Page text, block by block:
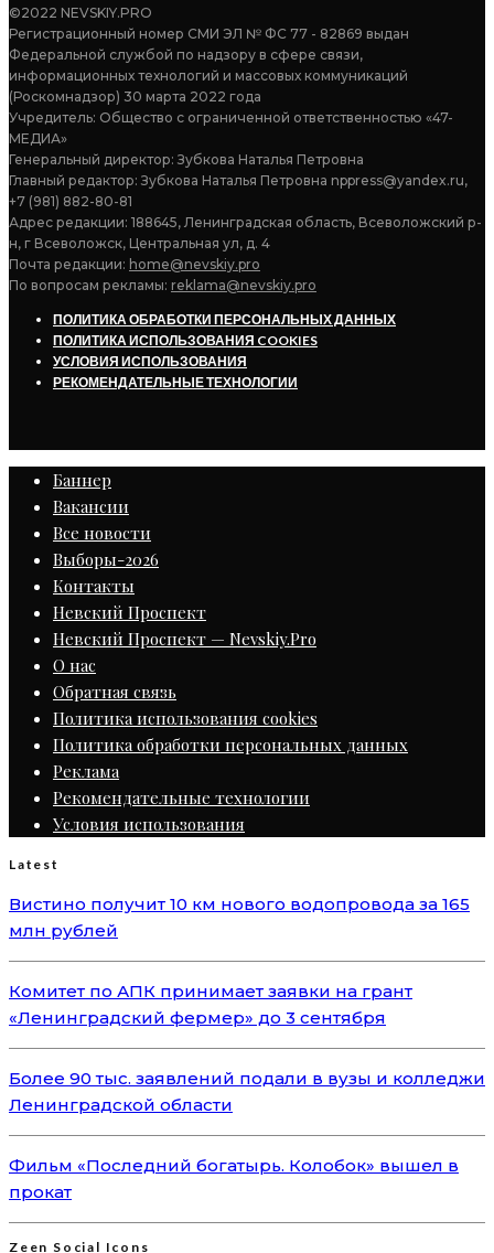
©2022 NEVSKIY.PRO
Регистрационный номер СМИ ЭЛ № ФС 77 - 82869 выдан
Федеральной службой по надзору в сфере связи,
информационных технологий и массовых коммуникаций
(Роскомнадзор) 30 марта 2022 года
Учредитель: Общество с ограниченной ответственностью «47-
МЕДИА»
Генеральный директор: Зубкова Наталья Петровна
Главный редактор: Зубкова Наталья Петровна nppress@yandex.ru,
+7 (981) 882-80-81
Адрес редакции: 188645, Ленинградская область, Всеволожский р-
н, г Всеволожск, Центральная ул, д. 4
Почта редакции: home@nevskiy.pro
По вопросам рекламы: reklama@nevskiy.pro
ПОЛИТИКА ОБРАБОТКИ ПЕРСОНАЛЬНЫХ ДАННЫХ
ПОЛИТИКА ИСПОЛЬЗОВАНИЯ COOKIES
УСЛОВИЯ ИСПОЛЬЗОВАНИЯ
РЕКОМЕНДАТЕЛЬНЫЕ ТЕХНОЛОГИИ
Баннер
Вакансии
Все новости
Выборы-2026
Контакты
Невский Проспект
Невский Проспект — Nevskiy.Pro
О нас
Обратная связь
Политика использования cookies
Политика обработки персональных данных
Реклама
Рекомендательные технологии
Условия использования
Latest
Вистино получит 10 км нового водопровода за 165
млн рублей
Комитет по АПК принимает заявки на грант
«Ленинградский фермер» до 3 сентября
Более 90 тыс. заявлений подали в вузы и колледжи
Ленинградской области
Фильм «Последний богатырь. Колобок» вышел в
прокат
Zeen Social Icons